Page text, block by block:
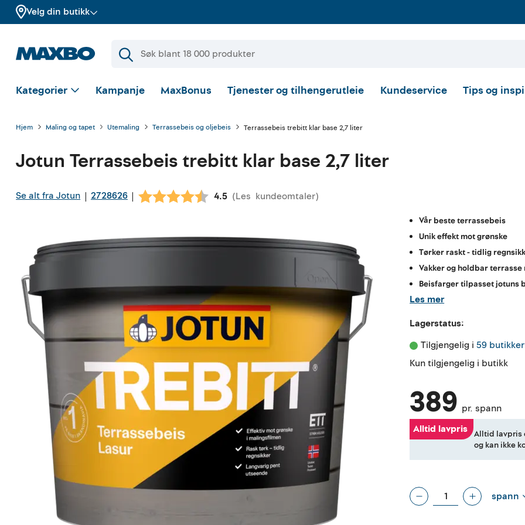
Velg din butikk
Kategorier Kampanje MaxBonus Tjenester og tilhengerutleie Kundeservice Tips og
Hjem Maling og tapet Utemaling Terrassebeis og oljebeis Terrassebeis trebitt klar base 2,7 liter
Jotun Terrassebeis trebitt klar base 2,7 liter
Se alt fra Jotun | 2728626 | Gjennomsnittskarakter:
4.5 (Les kundeomtaler)
Vår beste terrassebeis
Unik effekt mot grønske
Tørker raskt - tidlig
Vakker og holdbar terrasse
Beisfarger tilpasset jotuns
Les mer
Lagerstatus:
Tilgjengelig i 59 butikker
Kun tilgjengelig i butikk
Alltid lavpris Alltid lavpris
og kan ikke
389 pr. spann
spann